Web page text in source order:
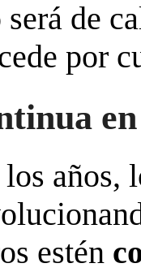
de
por
años,
estén